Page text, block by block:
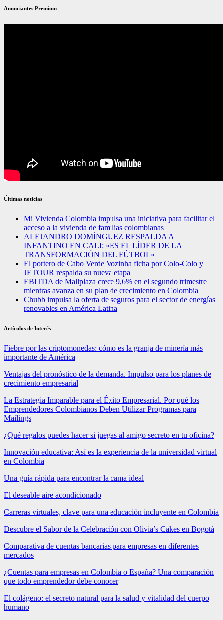
Anunciantes Premium
Últimas noticias
Mi Vivienda Colombia impulsa una iniciativa para facilitar el
acceso a la vivienda de familias colombianas
ALEJANDRO DOMÍNGUEZ RESPALDA A
INFANTINO EN CALI: «ES EL LÍDER DE LA
TRANSFORMACIÓN DEL FÚTBOL»
El portero de Cabo Verde Vozinha ficha por Colo-Colo y
JETOUR respalda su nueva etapa
EBITDA de Mallplaza crece 9,6% en el segundo trimestre
mientras avanza en su plan de crecimiento en Colombia
Chubb impulsa la oferta de seguros para el sector de energías
renovables en América Latina
Artículos de Interés
Fiebre por las criptomonedas: cómo es la granja de minería más
importante de América
Ventajas del pronóstico de la demanda. Impulso para los planes de
crecimiento empresarial
La Estrategia Imparable para el Éxito Empresarial. Por qué los
Emprendedores Colombianos Deben Utilizar Programas para
Mailings
¿Qué regalos puedes hacer si juegas al amigo secreto en tu oficina?
Innovación educativa: Así es la experiencia de la universidad virtual
en Colombia
Una guía rápida para encontrar la cama ideal
El deseable aire acondicionado
Carreras virtuales, clave para una educación incluyente en Colombia
Descubre el Sabor de la Celebración con Olivia’s Cakes en Bogotá
Comparativa de cuentas bancarias para empresas en diferentes
mercados
¿Cuentas para empresas en Colombia o España? Una comparación
que todo emprendedor debe conocer
El colágeno: el secreto natural para la salud y vitalidad del cuerpo
humano